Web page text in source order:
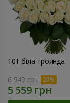
101 біла троянда
6 949 грн